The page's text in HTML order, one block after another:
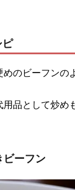
ピ
のビーフンの
品として炒め
ビーフン